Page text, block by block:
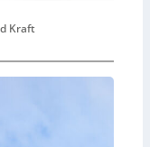
Kraft